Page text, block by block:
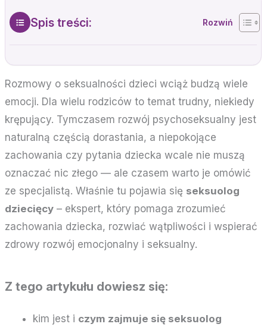
Spis treści:
Rozmowy o seksualności dzieci wciąż budzą wiele
emocji. Dla wielu rodziców to temat trudny, niekiedy
krępujący. Tymczasem rozwój psychoseksualny jest
naturalną częścią dorastania, a niepokojące
zachowania czy pytania dziecka wcale nie muszą
oznaczać nic złego — ale czasem warto je omówić
ze specjalistą. Właśnie tu pojawia się seksuolog
dziecięcy – ekspert, który pomaga zrozumieć
zachowania dziecka, rozwiać wątpliwości i wspierać
zdrowy rozwój emocjonalny i seksualny.
Z tego artykułu dowiesz się:
kim jest i czym zajmuje się seksuolog